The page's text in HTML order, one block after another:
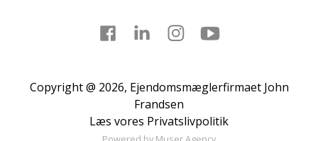
FacebookLinkedIn Instagram
Copyright @ 2026, Ejendomsmæglerfirmaet John
Frandsen
Læs vores Privatslivpolitik